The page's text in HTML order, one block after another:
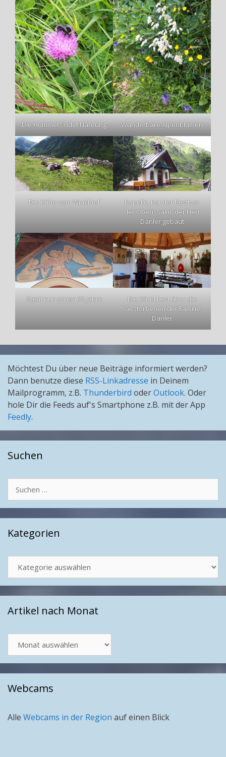
Die Hummel findet Nahrung Wunderbare Alpenblumen
Die Kühe vom Winklhof
Kapelle, hat der Besitzer
der Oberissalm, der Herr
Danler gebaut
Steht nun schon 32 Jahre
Die Bärbl liest über die
Gestorbenen der Familie
Danler
Möchtest Du über neue Beiträge informiert werden?
Dann benutze diese RSS-Linkadresse in Deinem
Mailprogramm, z.B. Thunderbird oderOutlook. Oder
hole Dir die Feeds auf's Smartphone z.B. mit der App
Feedly.
Suchen
nach:
Kategorien
Artikel nach Monat
nach
Monat
Webcams
Alle Webcams in der Region auf einen Blick